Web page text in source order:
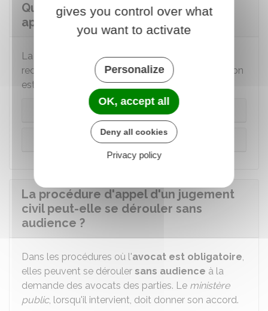
Quelle est la procédure pour faire
appel d'un jugement civil ?
La procédure n'est pas la même selon que le
recours à un avocat pour faire appel de la décision
est obligatoire ou non :
Cas général
Procédure sans avocat
La procédure d'appel d'un jugement
civil peut-elle se dérouler sans
audience ?
Dans les procédures où l'avocat est obligatoire,
elles peuvent se dérouler sans audience à la
demande des avocats des parties. Le ministère
public, lorsqu'il intervient, doit donner son accord.
gives you control over what
you want to activate
Personalize
OK, accept all
Deny all cookies
Privacy policy